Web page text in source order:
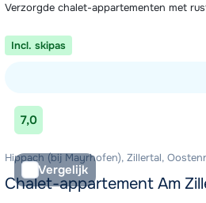
Verzorgde chalet-appartementen met
Incl. skipas
Bekijk accommodatie
7,0
Vergelijk
Hippach (bij Mayrhofen), Zillertal,
Chalet-appartement Am